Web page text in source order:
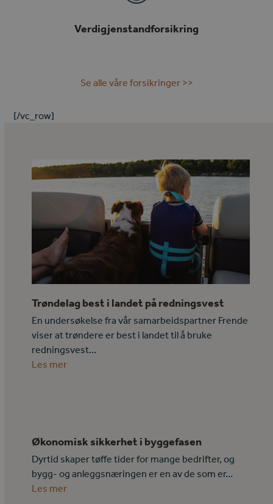
Verdigjenstandforsikring
Se alle våre forsikringer >>
[/vc_row]
Trøndelag best i landet på redningsvest
En undersøkelse fra vår samarbeidspartner Frende
viser at trøndere er best i landet til å bruke
redningsvest…
Les mer
Økonomisk sikkerhet i byggefasen
Dyrtid skaper tøffe tider for mange bedrifter, og
bygg- og anleggsnæringen er en av de som er…
Les mer